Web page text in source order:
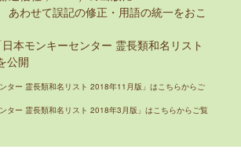
記の修正・用語の統一をおこ
本モンキーセンター 霊長類和名リスト
公開
ター 霊長類和名リスト 2018年11月版」はこちらからご
ター 霊長類和名リスト 2018年3月版」はこちらからご覧